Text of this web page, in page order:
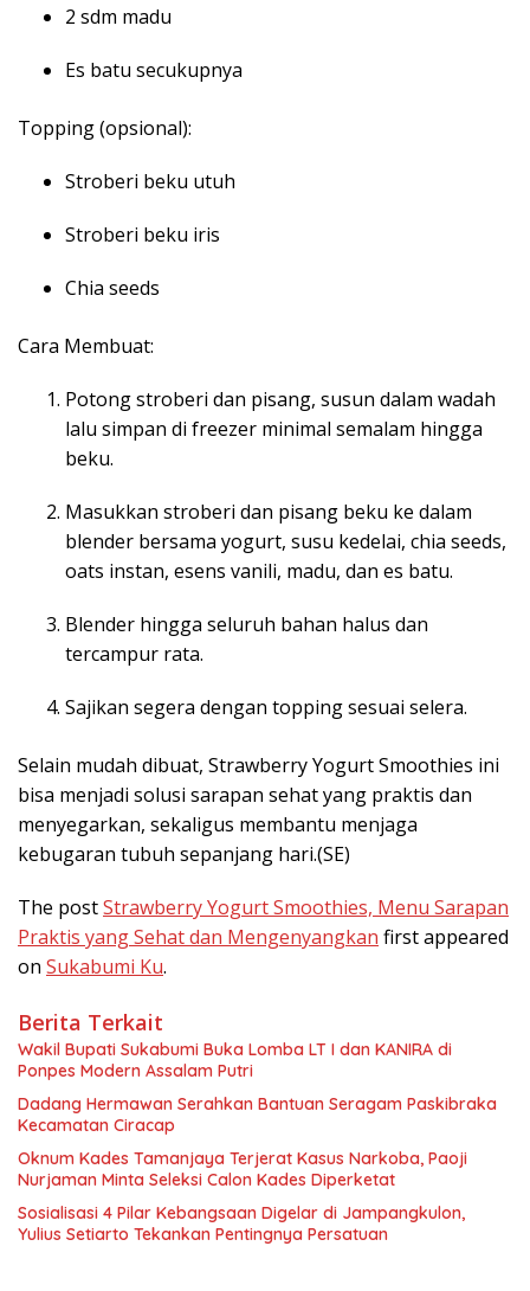
2 sdm madu
Es batu secukupnya
Topping (opsional):
Stroberi beku utuh
Stroberi beku iris
Chia seeds
Cara Membuat:
Potong stroberi dan pisang, susun dalam wadah
lalu simpan di freezer minimal semalam hingga
beku.
Masukkan stroberi dan pisang beku ke dalam
blender bersama yogurt, susu kedelai, chia seeds,
oats instan, esens vanili, madu, dan es batu.
Blender hingga seluruh bahan halus dan
tercampur rata.
Sajikan segera dengan topping sesuai selera.
Selain mudah dibuat, Strawberry Yogurt Smoothies ini
bisa menjadi solusi sarapan sehat yang praktis dan
menyegarkan, sekaligus membantu menjaga
kebugaran tubuh sepanjang hari.(SE)
The postStrawberry Yogurt Smoothies, Menu Sarapan
Praktis yang Sehat dan Mengenyangkan first appeared
on Sukabumi Ku.
Berita Terkait
Wakil Bupati Sukabumi Buka Lomba LT I dan KANIRA di
Ponpes Modern Assalam Putri
Dadang Hermawan Serahkan Bantuan Seragam Paskibraka
Kecamatan Ciracap
Oknum Kades Tamanjaya Terjerat Kasus Narkoba, Paoji
Nurjaman Minta Seleksi Calon Kades Diperketat
Sosialisasi 4 Pilar Kebangsaan Digelar di Jampangkulon,
Yulius Setiarto Tekankan Pentingnya Persatuan